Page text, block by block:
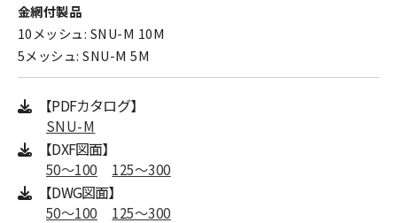
金網付製品
10メッシュ: SNU-M 10M
5メッシュ: SNU-M 5M
【PDFカタログ】
SNU-M
【DXF図面】
50〜100 125〜300
【DWG図面】
50〜100 125〜300